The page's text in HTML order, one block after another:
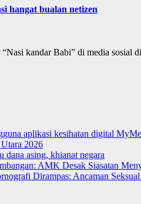
hangat bualan netizen
kandar Babi” di media sosial
aplikasi kesihatan digital
2026
dana asing, khianat negara
AMK Desak Siasatan
Dirampas: Ancaman